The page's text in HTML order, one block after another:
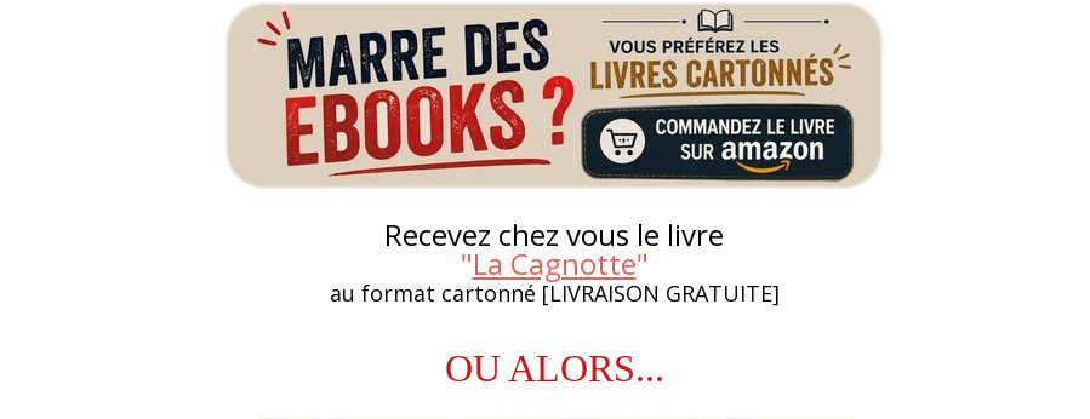
Recevez chez vous le livre
"La Cagnotte"
au format cartonné [LIVRAISON GRATUITE]
OU ALORS...